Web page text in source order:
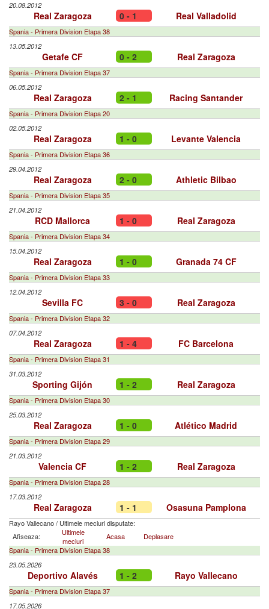
20.08.2012
Real Zaragoza 0 - 1 Real Valladolid
Spania - Primera Division Etapa 38
13.05.2012
Getafe CF 0 - 2 Real Zaragoza
Spania - Primera Division Etapa 37
06.05.2012
Real Zaragoza 2 - 1 Racing Santander
Spania - Primera Division Etapa 20
02.05.2012
Real Zaragoza 1 - 0 Levante Valencia
Spania - Primera Division Etapa 36
29.04.2012
Real Zaragoza 2 - 0 Athletic Bilbao
Spania - Primera Division Etapa 35
21.04.2012
RCD Mallorca 1 - 0 Real Zaragoza
Spania - Primera Division Etapa 34
15.04.2012
Real Zaragoza 1 - 0 Granada 74 CF
Spania - Primera Division Etapa 33
12.04.2012
Sevilla FC 3 - 0 Real Zaragoza
Spania - Primera Division Etapa 32
07.04.2012
Real Zaragoza 1 - 4 FC Barcelona
Spania - Primera Division Etapa 31
31.03.2012
Sporting Gijón 1 - 2 Real Zaragoza
Spania - Primera Division Etapa 30
25.03.2012
Real Zaragoza 1 - 0 Atlético Madrid
Spania - Primera Division Etapa 29
21.03.2012
Valencia CF 1 - 2 Real Zaragoza
Spania - Primera Division Etapa 28
17.03.2012
Real Zaragoza 1 - 1 Osasuna Pamplona
Rayo Vallecano/ Ultimele meciuri disputate:
Afiseaza:
Ultimele
meciuri
Acasa
Deplasare
Spania - Primera Division Etapa 38
23.05.2026
Deportivo Alavés 1 - 2 Rayo Vallecano
Spania - Primera Division Etapa 37
17.05.2026